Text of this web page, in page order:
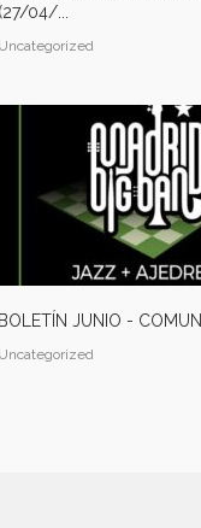
(27/04/...
Uncategorized
BOLETÍN JUNIO -
Uncategorized